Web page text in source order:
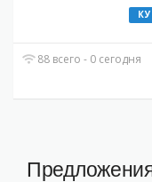
88 всего - 0 сегодня